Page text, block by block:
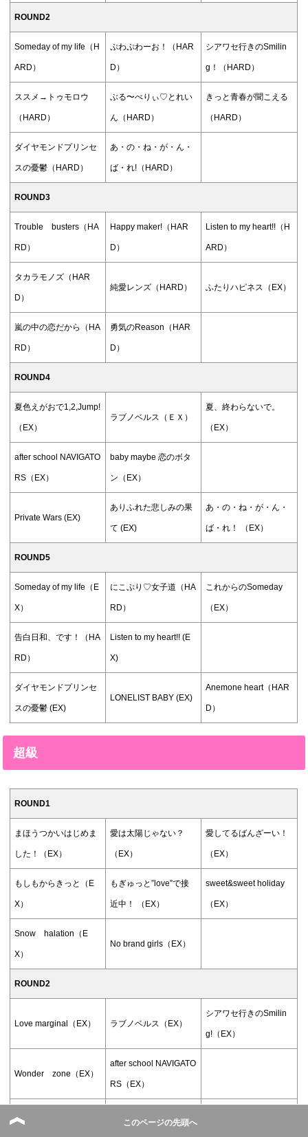
ROUND2
Someday of my life（H
ARD）
ぷわぷわーお！（HAR
D）
シアワセ行きのSmilin
g！（HARD）
ススメ→トゥモロウ
（HARD）
ぶる〜べりぃ♡とれい
ん（HARD）
きっと青春が聞こえる
（HARD）
ダイヤモンドプリンセ
スの憂鬱（HARD）
あ・の・ね・が・ん・
ば・れ!（HARD）
ROUND3
Trouble busters（HA
RD）
Happy maker!（HAR
D）
Listen to my heart!!（H
ARD）
タカラモノズ（HAR
D）
純愛レンズ（HARD） ふたりハピネス（EX）
嵐の中の恋だから（HA
RD）
勇気のReason（HAR
D）
ROUND4
夏色えがおで1,2,Jump!
（EX）
ラブノベルス（ＥＸ）
夏、終わらないで。
（EX）
after school NAVIGATO
RS（EX）
baby maybe 恋のボタ
ン（EX）
Private Wars (EX)
ありふれた悲しみの果
て (EX)
あ・の・ね・が・ん・
ば・れ！ （EX）
ROUND5
Someday of my life（E
X）
にこぷり♡女子道（HA
RD）
これからのSomeday
（EX）
告白日和、です！（HA
RD）
Listen to my heart!! (E
X)
ダイヤモンドプリンセ
スの憂鬱 (EX)
LONELIST BABY (EX)
Anemone heart（HAR
D）
超級
ROUND1
まほうつかいはじめま
した！（EX）
愛は太陽じゃない？
（EX）
愛してるばんざーい！
（EX）
もしもからきっと（E
X）
もぎゅっと”love”で接
近中！ （EX）
sweet&sweet holiday
（EX）
Snow halation（E
X）
No brand girls（EX）
ROUND2
Love marginal（EX） ラブノベルス（EX）
シアワセ行きのSmilin
g!（EX）
Wonder zone（EX）
after school NAVIGATO
RS（EX）
Daring!! （EX） このページの先頭へ